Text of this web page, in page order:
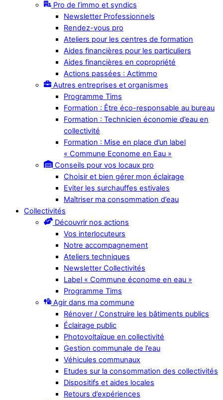
Pro de l’immo et syndics
Newsletter Professionnels
Rendez-vous pro
Ateliers pour les centres de formation
Aides financières pour les particuliers
Aides financières en copropriété
Actions passées : Actimmo
Autres entreprises et organismes
Programme Tims
Formation : Être éco-responsable au bureau
Formation : Technicien économie d’eau en
collectivité
Formation : Mise en place d’un label
« Commune Econome en Eau »
Conseils pour vos locaux pro
Choisir et bien gérer mon éclairage
Eviter les surchauffes estivales
Maîtriser ma consommation d’eau
Collectivités
Découvrir nos actions
Vos interlocuteurs
Notre accompagnement
Ateliers techniques
Newsletter Collectivités
Label « Commune économe en eau »
Programme Tims
Agir dans ma commune
Rénover / Construire les bâtiments publics
Éclairage public
Photovoltaïque en collectivité
Gestion communale de l’eau
Véhicules communaux
Etudes sur la consommation des collectivités
Dispositifs et aides locales
Retours d’expériences